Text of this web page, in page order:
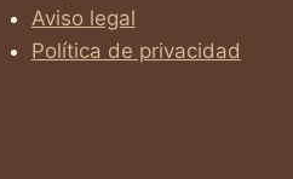
Aviso legal
Política de privacidad